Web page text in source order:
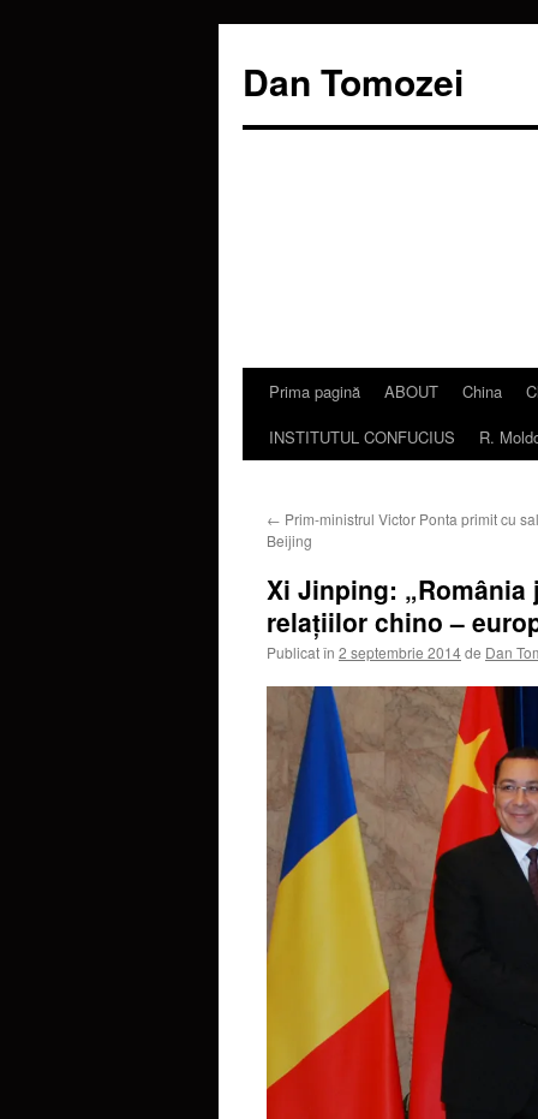
Dan Tomozei
SariPrima pagină ABOUT China
INSTITUTUL CONFUCIUS
R.
← Prim-ministrul Victor Ponta primit cu
Beijing
Xi Jinping:
relaţiilor chino –
Publicat în 2 septembrie 2014de Dan